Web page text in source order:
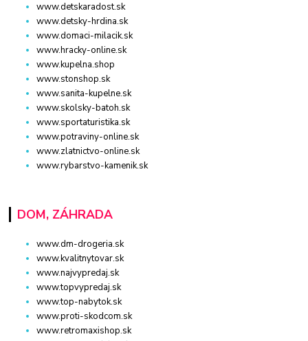
www.detskaradost.sk
www.detsky-hrdina.sk
www.domaci-milacik.sk
www.hracky-online.sk
www.kupelna.shop
www.stonshop.sk
www.sanita-kupelne.sk
www.skolsky-batoh.sk
www.sportaturistika.sk
www.potraviny-online.sk
www.zlatnictvo-online.sk
www.rybarstvo-kamenik.sk
DOM, ZÁHRADA
www.dm-drogeria.sk
www.kvalitnytovar.sk
www.najvypredaj.sk
www.topvypredaj.sk
www.top-nabytok.sk
www.proti-skodcom.sk
www.retromaxishop.sk